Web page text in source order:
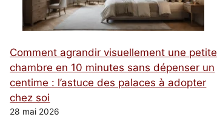
Comment agrandir visuellement une petite
chambre en 10 minutes sans dépenser un
centime : l’astuce des palaces à adopter
chez soi
28 mai 2026